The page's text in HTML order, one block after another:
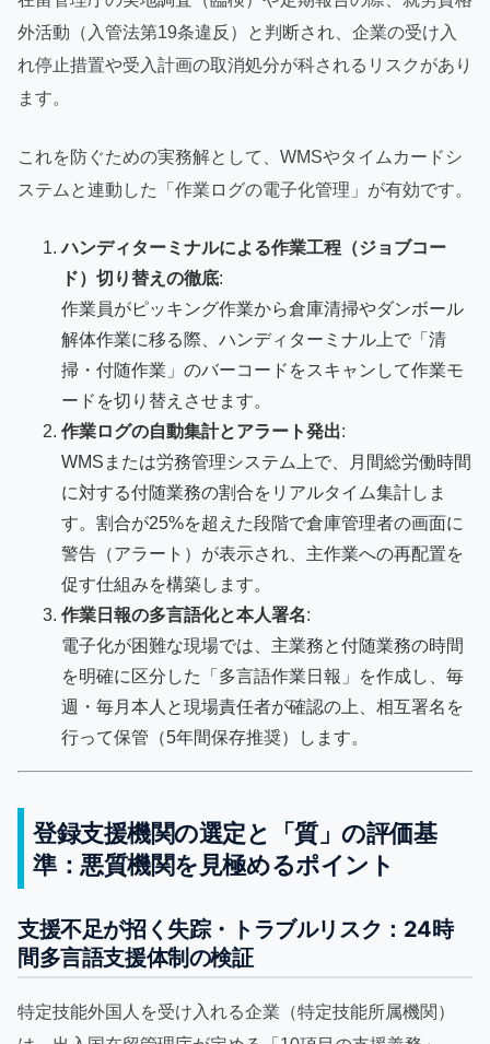
外活動（入管法第19条違反）と判断され、企業の受け入
れ停止措置や受入計画の取消処分が科されるリスクがあり
ます。
これを防ぐための実務解として、WMSやタイムカードシ
ステムと連動した「作業ログの電子化管理」が有効です。
ハンディターミナルによる作業工程（ジョブコー
ド）切り替えの徹底:
作業員がピッキング作業から倉庫清掃やダンボール
解体作業に移る際、ハンディターミナル上で「清
掃・付随作業」のバーコードをスキャンして作業モ
ードを切り替えさせます。
作業ログの自動集計とアラート発出:
WMSまたは労務管理システム上で、月間総労働時間
に対する付随業務の割合をリアルタイム集計しま
す。割合が25%を超えた段階で倉庫管理者の画面に
警告（アラート）が表示され、主作業への再配置を
促す仕組みを構築します。
作業日報の多言語化と本人署名:
電子化が困難な現場では、主業務と付随業務の時間
を明確に区分した「多言語作業日報」を作成し、毎
週・毎月本人と現場責任者が確認の上、相互署名を
行って保管（5年間保存推奨）します。
登録支援機関の選定と「質」の評価基
準：悪質機関を見極めるポイント
支援不足が招く失踪・トラブルリスク：24時
間多言語支援体制の検証
特定技能外国人を受け入れる企業（特定技能所属機関）